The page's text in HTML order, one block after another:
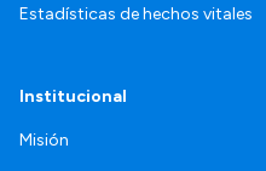
Estadísticas de hechos vitales
Institucional
Misión